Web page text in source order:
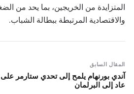
المتزايدة من الخريجين، بما يحد من
والاقتصادية المرتبطة ببطالة الشباب.
المقال السابق
آندي بورنهام يلمح إلى تحدي ستارمر
عاد إلى البرلمان